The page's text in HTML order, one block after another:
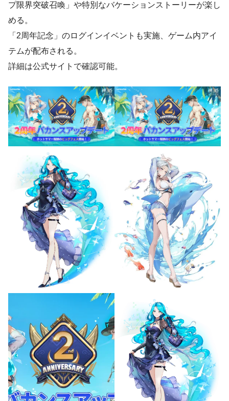
プ限界突破召喚」や特別なバケーションストーリーが楽し
める。
「2周年記念」のログインイベントも実施、ゲーム内アイ
テムが配布される。
詳細は公式サイトで確認可能。